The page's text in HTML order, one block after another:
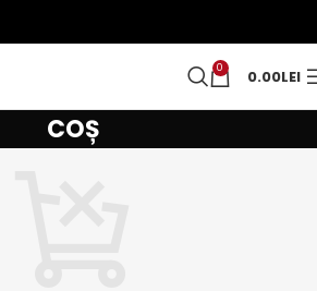
0 0.00LEI
COȘ